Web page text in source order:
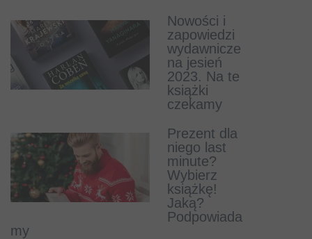
Nowości i
zapowiedzi
wydawnicze
na jesień
2023. Na te
książki
czekamy
Prezent dla
niego last
minute?
Wybierz
książkę!
Jaką?
Podpowiada
my
zwiastun
filmu Amok o
historii
pisarza-
mordercy
Krystiana Bali
londyńskiego
magazynu
skradziono
dzieła
Mikołaja
Kopernika i